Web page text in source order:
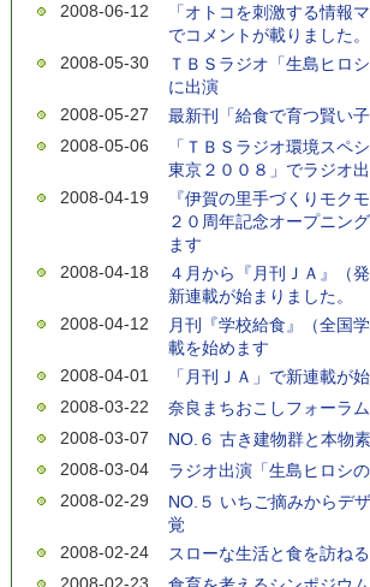
2008-06-12
「オトコを刺激する情
でコメントが載りました。
2008-05-30
ＴＢＳラジオ「生島ヒロ
に出演
2008-05-27
最新刊「給食で育つ賢い
2008-05-06
「ＴＢＳラジオ環境ス
東京２００８」でラジオ
2008-04-19
『伊賀の里手づくりモク
２０周年記念オープニン
ます
2008-04-18
４月から『月刊ＪＡ』（
新連載が始まりました。
2008-04-12
月刊『学校給食』（全国
載を始めます
2008-04-01
「月刊ＪＡ」で新連載が
2008-03-22
奈良まちおこしフォーラ
2008-03-07
NO.６ 古き建物群と本物
2008-03-04
ラジオ出演「生島ヒロシ
2008-02-29
NO.５ いちご摘みからデ
覚
2008-02-24
スローな生活と食を訪ね